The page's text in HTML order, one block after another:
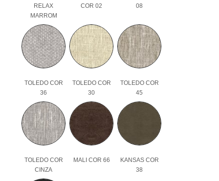
RELAX
MARROM
COR 02
08
TOLEDO COR
36
TOLEDO COR
30
TOLEDO COR
45
TOLEDO COR
CINZA
MALI COR 66
KANSAS COR
38